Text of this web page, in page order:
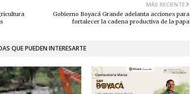
MÁS RECIENTE
Gobierno Boyacá Grande adelanta acciones para
fortalecer la cadena productiva de la papa
QUE PUEDEN INTERESARTE